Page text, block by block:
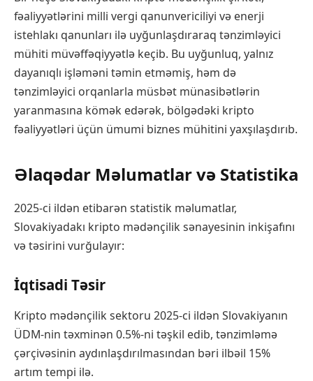
fəaliyyətlərini milli vergi qanunvericiliyi və enerji
istehlakı qanunları ilə uyğunlaşdıraraq tənzimləyici
mühiti müvəffəqiyyətlə keçib. Bu uyğunluq, yalnız
dayanıqlı işləməni təmin etməmiş, həm də
tənzimləyici orqanlarla müsbət münasibətlərin
yaranmasına kömək edərək, bölgədəki kripto
fəaliyyətləri üçün ümumi biznes mühitini yaxşılaşdırıb.
Əlaqədar Məlumatlar və Statistika
2025-ci ildən etibarən statistik məlumatlar,
Slovakiyadakı kripto mədənçilik sənayesinin inkişafını
və təsirini vurğulayır:
İqtisadi Təsir
Kripto mədənçilik sektoru 2025-ci ildən Slovakiyanın
ÜDM-nin təxminən 0.5%-ni təşkil edib, tənzimləmə
çərçivəsinin aydınlaşdırılmasından bəri ilbəil 15%
artım tempi ilə.